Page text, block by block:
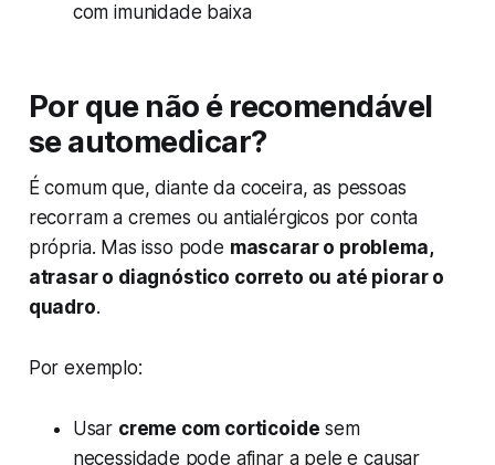
com imunidade baixa
Por que não é recomendável
se automedicar?
É comum que, diante da coceira, as pessoas
recorram a cremes ou antialérgicos por conta
própria. Mas isso pode mascarar o problema,
atrasar o diagnóstico correto ou até piorar o
quadro.
Por exemplo:
Usar creme com corticoide sem
necessidade pode afinar a pele e causar